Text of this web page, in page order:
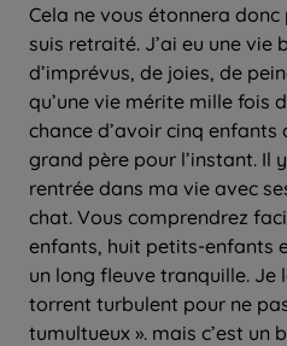
Cela ne vous étonnera
suis retraité. J’ai eu une vie
d’imprévus, de joies, de
qu’une vie mérite mille fois
chance d’avoir cinq enfants
grand père pour l’instant. Il
rentrée dans ma vie avec
chat. Vous comprendrez
enfants, huit petits-enfants
un long fleuve tranquille.
torrent turbulent pour ne
tumultueux ». mais c’est un